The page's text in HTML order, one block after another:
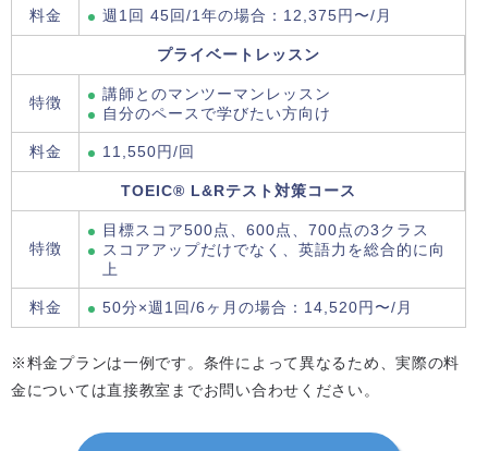
料金 週1回 45回/1年の場合：12,375円〜/月
プライベートレッスン
特徴
講師とのマンツーマンレッスン
自分のペースで学びたい方向け
料金 11,550円/回
TOEIC® L&Rテスト対策コース
特徴
目標スコア500点、600点、700点の3クラス
スコアアップだけでなく、英語力を総合的に向
上
料金 50分×週1回/6ヶ月の場合：14,520円〜/月
※料金プランは一例です。条件によって異なるため、実際の料
金については直接教室までお問い合わせください。